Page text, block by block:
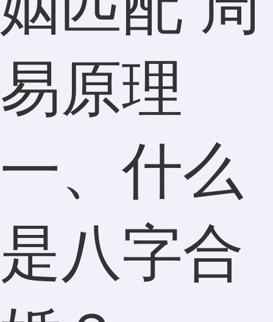
易原理
一、什么
是八字合